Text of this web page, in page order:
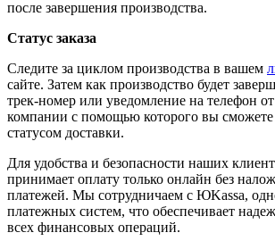
после завершения производства.
Статус заказа
Следите за циклом производства в вашем
сайте. Затем как производство будет
трек-номер или уведомление на телефон
компании с помощью которого вы сможете
статусом доставки.
Для удобства и безопасности наших
принимает оплату только онлайн без
платежей. Мы сотрудничаем с ЮKassa,
платежных систем, что обеспечивает
всех финансовых операций.